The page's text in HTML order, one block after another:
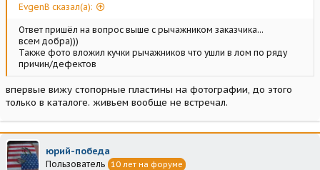
EvgenB сказал(а):
Ответ пришёл на вопрос выше с рычажником заказчика...
всем добра)))
Также фото вложил кучки рычажников что ушли в лом по ряду
причин/дефектов
впервые вижу стопорные пластины на фотографии, до этого
только в каталоге. живьем вообще не встречал.
юрий-победа
Пользователь 10 лет на форуме